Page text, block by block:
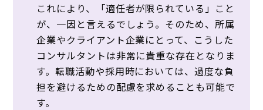
これにより、「適任者が限られている」こと
が、一因と言えるでしょう。そのため、所属
企業やクライアント企業にとって、こうした
コンサルタントは非常に貴重な存在となりま
す。転職活動や採用時においては、過度な負
担を避けるための配慮を求めることも可能で
す。